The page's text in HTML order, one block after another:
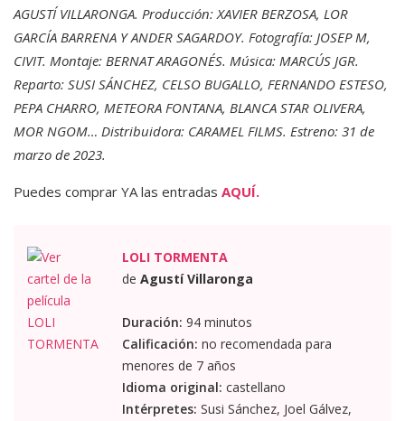
AGUSTÍ VILLARONGA. Producción: XAVIER BERZOSA, LOR
GARCÍA BARRENA Y ANDER SAGARDOY. Fotografía: JOSEP M,
CIVIT. Montaje: BERNAT ARAGONÉS. Música: MARCÚS JGR.
Reparto: SUSI SÁNCHEZ, CELSO BUGALLO, FERNANDO ESTESO,
PEPA CHARRO, METEORA FONTANA, BLANCA STAR OLIVERA,
MOR NGOM… Distribuidora: CARAMEL FILMS. Estreno: 31 de
marzo de 2023.
Puedes comprar YA las entradas AQUÍ.
LOLI TORMENTA
de Agustí Villaronga
Duración: 94 minutos
Calificación: no recomendada para
menores de 7 años
Idioma original: castellano
Intérpretes: Susi Sánchez, Joel Gálvez,